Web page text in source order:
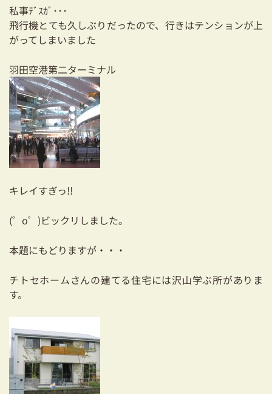
03-3334-0334
私事ﾃﾞｽｶﾞ･･･
飛行機とても久しぶりだったので、行きはテンションが上
がってしまいました
羽田空港第二ターミナル
キレイすぎっ!!
(゜o゜)ビックリしました。
本題にもどりますが・・・
チトセホームさんの建てる住宅には沢山学ぶ所がありま
す。